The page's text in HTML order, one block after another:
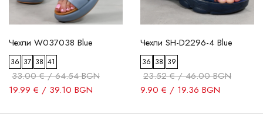
Чехли W037038 Blue
36 37 38 41
33.00 € / 64.54 BGN
19.99 € / 39.10 BGN
Чехли SH-D2296-4 Blue
36 38 39
23.52 € / 46.00 BGN
9.90 € / 19.36 BGN